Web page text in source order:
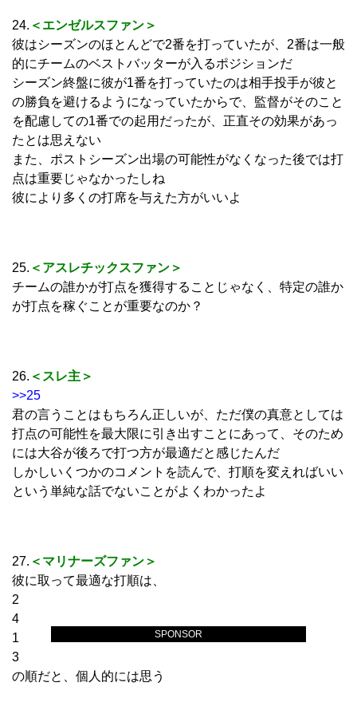
SPONSOR
24. ＜エンゼルスファン＞
彼はシーズンのほとんどで2番を打っていたが、2番は一般
的にチームのベストバッターが入るポジションだ
シーズン終盤に彼が1番を打っていたのは相手投手が彼と
の勝負を避けるようになっていたからで、監督がそのこと
を配慮しての1番での起用だったが、正直その効果があっ
たとは思えない
また、ポストシーズン出場の可能性がなくなった後では打
点は重要じゃなかったしね
彼により多くの打席を与えた方がいいよ
25. ＜アスレチックスファン＞
チームの誰かが打点を獲得することじゃなく、特定の誰か
が打点を稼ぐことが重要なのか？
26. ＜スレ主＞
>>25
君の言うことはもちろん正しいが、ただ僕の真意としては
打点の可能性を最大限に引き出すことにあって、そのため
には大谷が後ろで打つ方が最適だと感じたんだ
しかしいくつかのコメントを読んで、打順を変えればいい
という単純な話でないことがよくわかったよ
27. ＜マリナーズファン＞
彼に取って最適な打順は、
2
4
1
3
の順だと、個人的には思う